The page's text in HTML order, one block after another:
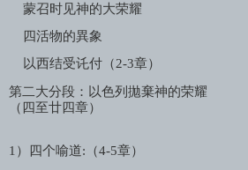
蒙召时见神的大荣耀
四活物的異象
以西结受讬付（2-3章）
第二大分段：以色列拋棄神的荣耀
（四至廿四章）
1 ）四个喻道: （4-5章）